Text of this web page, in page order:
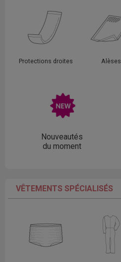
Protections droites Alèses
Nouveautés
du moment
VÊTEMENTS SPÉCIALISÉS